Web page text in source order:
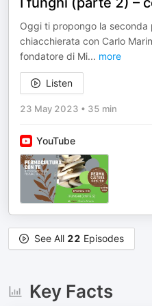
Oggi ti propongo la seconda
chiacchierata con Carlo
fondatore di Mi... more
Listen
23 May 2023 • 35 min
YouTube
See All 22 Episodes
Key Facts